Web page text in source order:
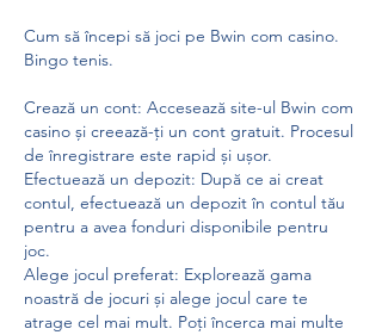
Cum să începi să joci pe Bwin com casino.
Bingo tenis.
Crează un cont: Accesează site-ul Bwin com
casino și creează-ți un cont gratuit. Procesul
de înregistrare este rapid și ușor.
Efectuează un depozit: După ce ai creat
contul, efectuează un depozit în contul tău
pentru a avea fonduri disponibile pentru
joc.
Alege jocul preferat: Explorează gama
noastră de jocuri și alege jocul care te
atrage cel mai mult. Poți încerca mai multe